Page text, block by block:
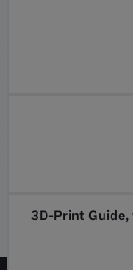
3D-Print Guide,